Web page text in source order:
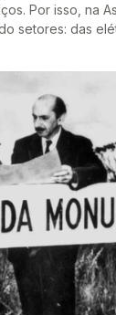
Por isso, na
setores: das